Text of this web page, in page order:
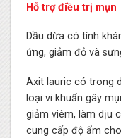
Hỗ trợ điều trị mụn
Dầu dừa có tính
ứng, giảm đỏ và
Axit lauric có trong
loại vi khuẩn gây
giảm viêm, làm dịu
cung cấp độ ẩm